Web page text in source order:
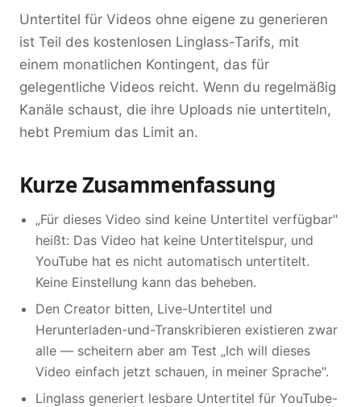
Untertitel für Videos ohne eigene zu generieren
ist Teil des kostenlosen Linglass-Tarifs, mit
einem monatlichen Kontingent, das für
gelegentliche Videos reicht. Wenn du regelmäßig
Kanäle schaust, die ihre Uploads nie untertiteln,
hebt Premium das Limit an.
Kurze Zusammenfassung
„Für dieses Video sind keine Untertitel verfügbar"
heißt: Das Video hat keine Untertitelspur, und
YouTube hat es nicht automatisch untertitelt.
Keine Einstellung kann das beheben.
Den Creator bitten, Live-Untertitel und
Herunterladen-und-Transkribieren existieren zwar
alle — scheitern aber am Test „Ich will dieses
Video einfach jetzt schauen, in meiner Sprache".
Linglass generiert lesbare Untertitel für YouTube-